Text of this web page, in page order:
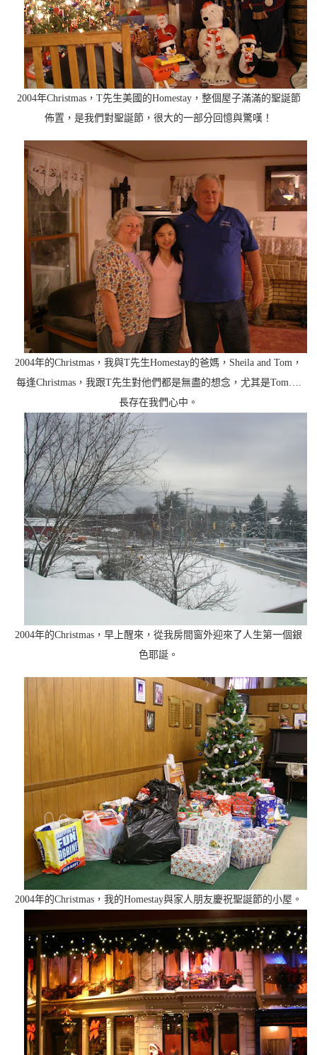
2004年Christmas，T先生美國的Homestay，整個屋子滿滿的聖誕節
佈置，是我們對聖誕節，很大的一部分回憶與驚嘆！
2004年的Christmas，我與T先生Homestay的爸媽，Sheila and Tom，
每逢Christmas，我跟T先生對他們都是無盡的想念，尤其是Tom….
長存在我們心中。
2004年的Christmas，早上醒來，從我房間窗外迎來了人生第一個銀
色耶誕。
2004年的Christmas，我的Homestay與家人朋友慶祝聖誕節的小屋。